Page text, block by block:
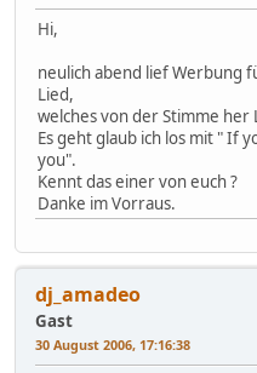
Hi,
neulich abend lief Werbung
Lied,
welches von der Stimme her
Es geht glaub ich los mit " If
you".
Kennt das einer von euch ?
Danke im Vorraus.
dj_amadeo
Gast
30 August 2006, 17:16:38